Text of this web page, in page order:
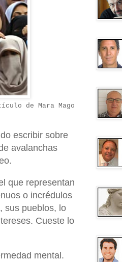
de Mara Mago
escribir sobre
avalanchas
que representan
o incrédulos
sus pueblos, lo
Cueste lo
mental.